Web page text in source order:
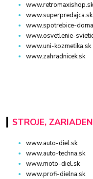
www.superpredajca.sk
www.spotrebice-
www.osvetlenie-
www.uni-kozmetika.sk
www.zahradnicek.sk
STROJE,
www.auto-diel.sk
www.auto-techna.sk
www.moto-diel.sk
www.profi-dielna.sk